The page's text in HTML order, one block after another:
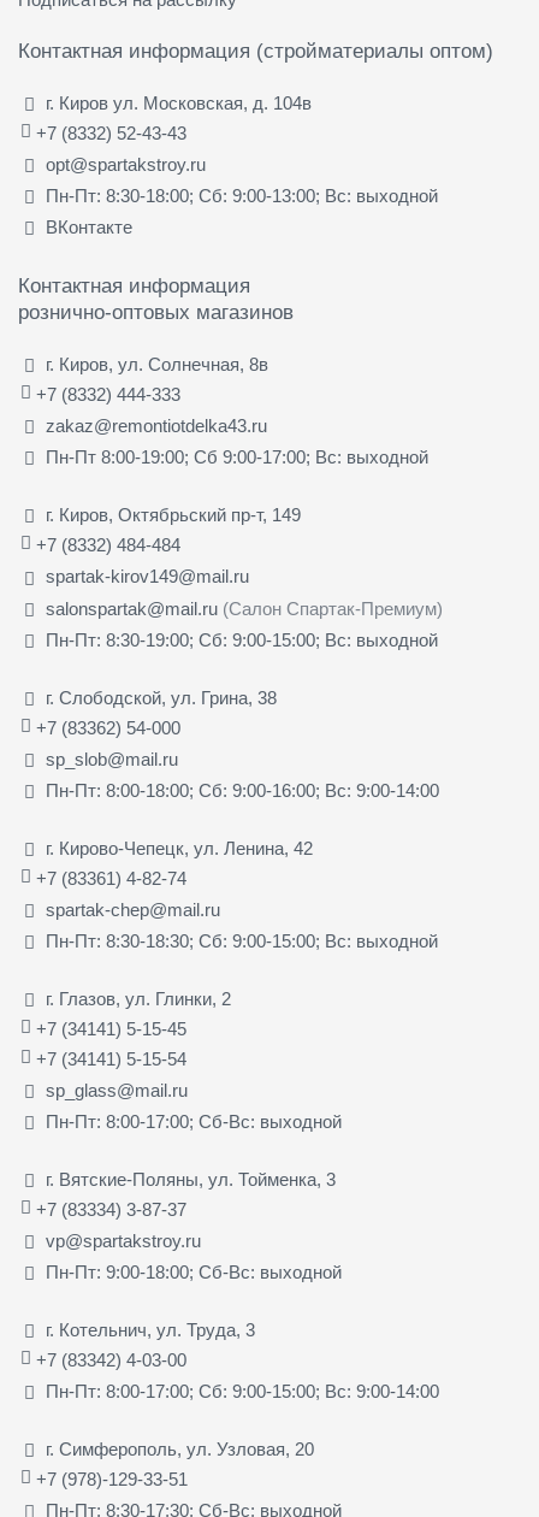
Контактная информация (стройматериалы оптом)
г. Киров ул. Московская, д. 104в
+7 (8332) 52-43-43
opt@spartakstroy.ru
Пн-Пт: 8:30-18:00; Сб: 9:00-13:00; Вс: выходной
ВКонтакте
Контактная информация
рознично-оптовых магазинов
г. Киров, ул. Солнечная, 8в
+7 (8332) 444-333
zakaz@remontiotdelka43.ru
Пн-Пт 8:00-19:00; Сб 9:00-17:00; Вс: выходной
г. Киров, Октябрьский пр-т, 149
+7 (8332) 484-484
spartak-kirov149@mail.ru
salonspartak@mail.ru (Салон Спартак-Премиум)
Пн-Пт: 8:30-19:00; Сб: 9:00-15:00; Вс: выходной
г. Слободской, ул. Грина, 38
+7 (83362) 54-000
sp_slob@mail.ru
Пн-Пт: 8:00-18:00; Сб: 9:00-16:00; Вс: 9:00-14:00
г. Кирово-Чепецк, ул. Ленина, 42
+7 (83361) 4-82-74
spartak-chep@mail.ru
Пн-Пт: 8:30-18:30; Сб: 9:00-15:00; Вс: выходной
г. Глазов, ул. Глинки, 2
+7 (34141) 5-15-45
+7 (34141) 5-15-54
sp_glass@mail.ru
Пн-Пт: 8:00-17:00; Сб-Вс: выходной
г. Вятские-Поляны, ул. Тойменка, 3
+7 (83334) 3-87-37
vp@spartakstroy.ru
Пн-Пт: 9:00-18:00; Сб-Вс: выходной
г. Котельнич, ул. Труда, 3
+7 (83342) 4-03-00
Пн-Пт: 8:00-17:00; Сб: 9:00-15:00; Вс: 9:00-14:00
г. Симферополь, ул. Узловая, 20
+7 (978)-129-33-51
Пн-Пт: 8:30-17:30; Сб-Вс: выходной